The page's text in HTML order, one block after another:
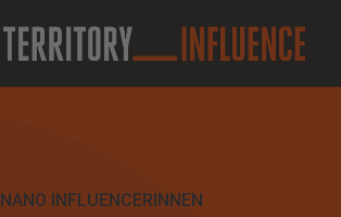
NANO INFLUENCERINNEN